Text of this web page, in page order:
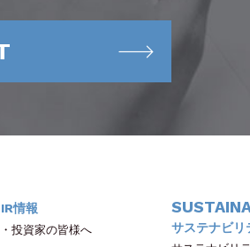
IR情報
投資家の皆様へ
サステナビリ